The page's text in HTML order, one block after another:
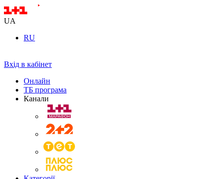
UA
RU
Вхід в кабінет
Онлайн
ТБ програма
Канали